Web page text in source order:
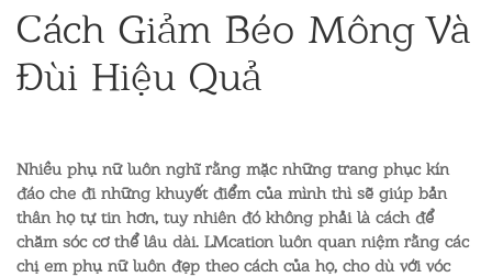
Cách Giảm Béo Mông Và
Đùi Hiệu Quả
Nhiều phụ nữ luôn nghĩ rằng mặc những trang phục kín
đáo che đi những khuyết điểm của mình thì sẽ giúp bản
thân họ tự tin hơn, tuy nhiên đó không phải là cách để
chăm sóc cơ thể lâu dài. LMcation luôn quan niệm rằng các
chị em phụ nữ luôn đẹp theo cách của họ, cho dù với vóc